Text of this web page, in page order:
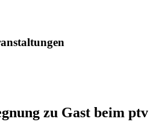
zu Gast beim ptv